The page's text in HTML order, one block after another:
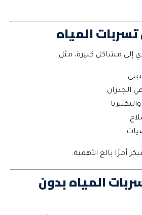
المياه
إلى مشاكل كبيرة، مثل:
الجدران
أمرًا بالغ الأهمية.
المياه بدون